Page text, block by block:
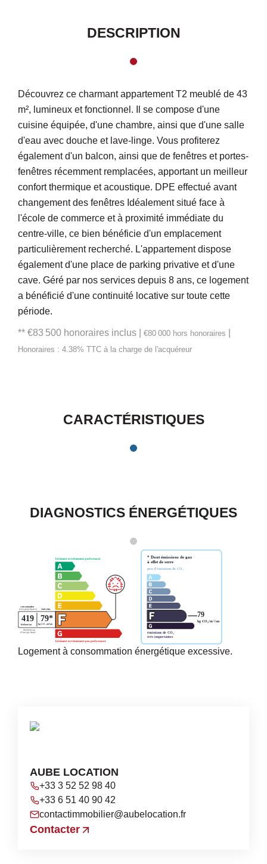
DESCRIPTION
Découvrez ce charmant appartement T2 meublé de 43
m², lumineux et fonctionnel. Il se compose d'une
cuisine équipée, d'une chambre, ainsi que d'une salle
d'eau avec douche et lave-linge. Vous profiterez
également d'un balcon, ainsi que de fenêtres et portes-
fenêtres récemment remplacées, apportant un meilleur
confort thermique et acoustique. DPE effectué avant
changement des fenêtres Idéalement situé face à
l'école de commerce et à proximité immédiate du
centre-ville, ce bien bénéficie d'un emplacement
particulièrement recherché. L'appartement dispose
également d'une place de parking privative et d'une
cave. Géré par nos services depuis 8 ans, ce logement
a bénéficié d'une continuité locative sur toute cette
période.
** €83 500 honoraires inclus €80 000 hors honoraires
Honoraires : 4.38% TTC à la charge de l'acquéreur
CARACTÉRISTIQUES
DIAGNOSTICS ÉNERGÉTIQUES
Logement à consommation énergétique excessive.
AUBE LOCATION
+33 3 52 52 98 40
+33 6 51 40 90 42
contactimmobilier@aubelocation.fr
Contacter